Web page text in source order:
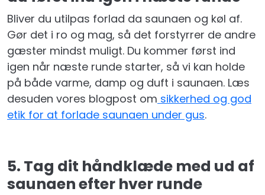
Bliver du utilpas forlad da saunaen og køl af.
Gør det i ro og mag, så det forstyrrer de andre
gæster mindst muligt. Du kommer først ind
igen når næste runde starter, så vi kan holde
på både varme, damp og duft i saunaen. Læs
desuden vores blogpost om sikkerhed og god
etik for at forlade saunaen under gus.
5. Tag dit håndklæde med ud af
saunaen efter hver runde